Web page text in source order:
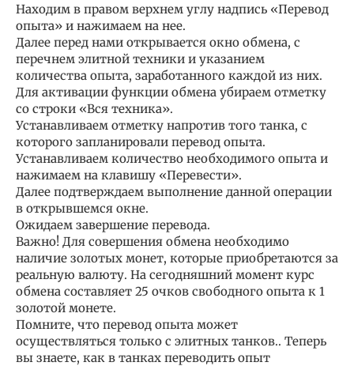
Находим в правом верхнем углу надпись «Перевод
опыта» и нажимаем на нее.
Далее перед нами открывается окно обмена, с
перечнем элитной техники и указанием
количества опыта, заработанного каждой из них.
Для активации функции обмена убираем отметку
со строки «Вся техника».
Устанавливаем отметку напротив того танка, с
которого запланировали перевод опыта.
Устанавливаем количество необходимого опыта и
нажимаем на клавишу «Перевести».
Далее подтверждаем выполнение данной операции
в открывшемся окне.
Ожидаем завершение перевода.
Важно! Для совершения обмена необходимо
наличие золотых монет, которые приобретаются за
реальную валюту. На сегодняшний момент курс
обмена составляет 25 очков свободного опыта к 1
золотой монете.
Помните, что перевод опыта может
осуществляться только с элитных танков.. Теперь
вы знаете, как в танках переводить опыт